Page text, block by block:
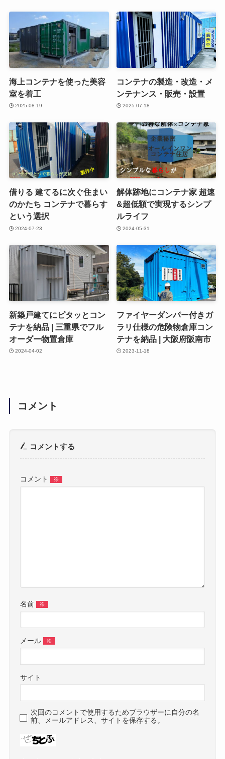
海上コンテナを使った美容
室を着工
2025-08-19
コンテナの製造・改造・メ
ンテナンス・販売・設置
2025-07-18
借りる 建てるに次ぐ住まい
のかたち コンテナで暮らす
という選択
2024-07-23
解体跡地にコンテナ家 超速
&超低額で実現するシンプ
ルライフ
2024-05-31
新築戸建てにピタッとコン
テナを納品 | 三重県でフル
オーダー物置倉庫
2024-04-02
ファイヤーダンパー付きガ
ラリ仕様の危険物倉庫コン
テナを納品 | 大阪府阪南市
2023-11-18
コメント
コメントする
コメント ※
名前 ※
メール ※
サイト
次回のコメントで使用するためブラウザーに自分の名
前、メールアドレス、サイトを保存する。